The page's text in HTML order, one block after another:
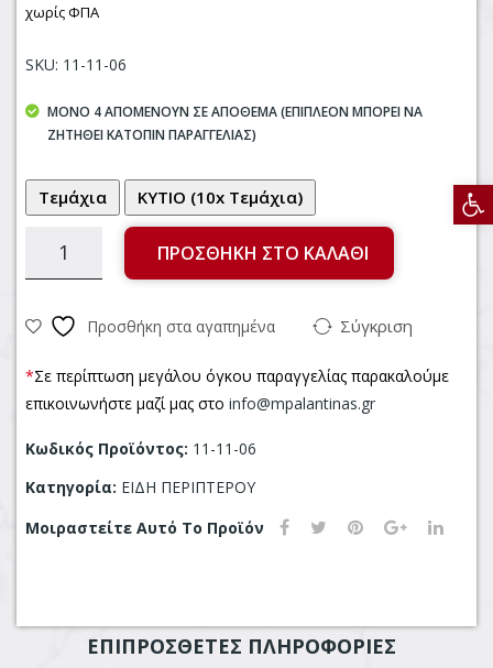
ΛΕ
Τ
VIT
*30
χωρίς ΦΠΑ
SKU: 11-11-06
ΜΌΝΟ 4 ΑΠΟΜΈΝΟΥΝ ΣΕ ΑΠΌΘΕΜΑ (ΕΠΙΠΛΈΟΝ ΜΠΟΡΕΊ ΝΑ
ΖΗΤΗΘΕΊ ΚΑΤΌΠΙΝ ΠΑΡΑΓΓΕΛΊΑΣ)
ΠΡΟΣΘΉΚΗ ΣΤΟ ΚΑΛΆΘΙ
Προσθήκη στα αγαπημένα Σύγκριση
*Σε περίπτωση μεγάλου όγκου παραγγελίας παρακαλούμε
επικοινωνήστε μαζί μας στοinfo@mpalantinas.gr
Κωδικός Προϊόντος: 11-11-06
Κατηγορία: ΕΙΔΗ ΠΕΡΙΠΤΕΡΟΥ
Μοιραστείτε Αυτό Το Προϊόν
ΕΠΙΠΡΌΣΘΕΤΕΣ ΠΛΗΡΟΦΟΡΊΕΣ